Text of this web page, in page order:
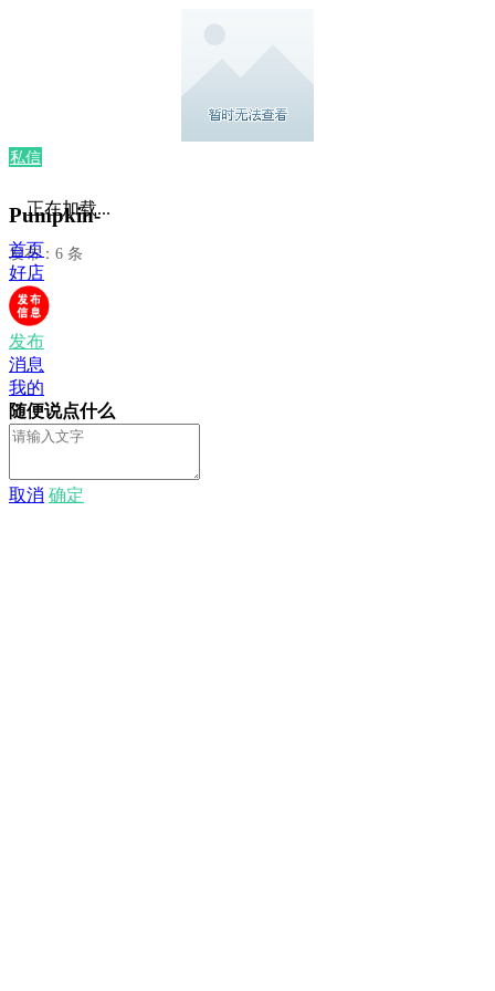
私信
Pumpkin-
发布：6 条
正在加载...
首页
好店
发布
消息
我的
随便说点什么
取消 确定